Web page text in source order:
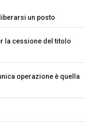
un posto
la cessione del titolo
operazione è quella